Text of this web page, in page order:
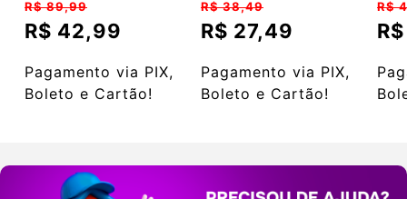
Preço
normal
R$ 89,99
Preço
R$ 42,99
Pagamento via PIX,
Boleto e Cartão!
1.50MTS)
Preço
normal
R$ 38,49
Preço
R$ 27,49
Pagamento via PIX,
Boleto e Cartão!
R$